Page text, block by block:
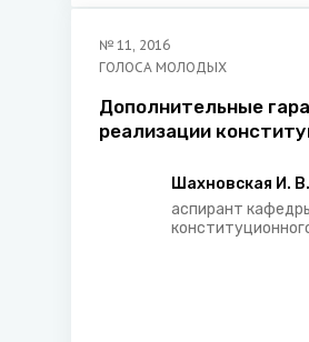
№ 11, 2016
ГОЛОСА МОЛОДЫХ
Дополнительные
реализации
меньшинств: опыт
стран и перспективы
Республики Беларусь
Шахновская И. В.
аспирант